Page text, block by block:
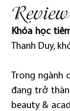
Khóa học
Thanh Duy,
Trong ngành
đang trở
beauty &